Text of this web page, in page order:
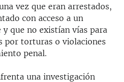
vez que eran arrestados,
con acceso a un
que no existían vías para
por torturas o violaciones
penal.
una investigación